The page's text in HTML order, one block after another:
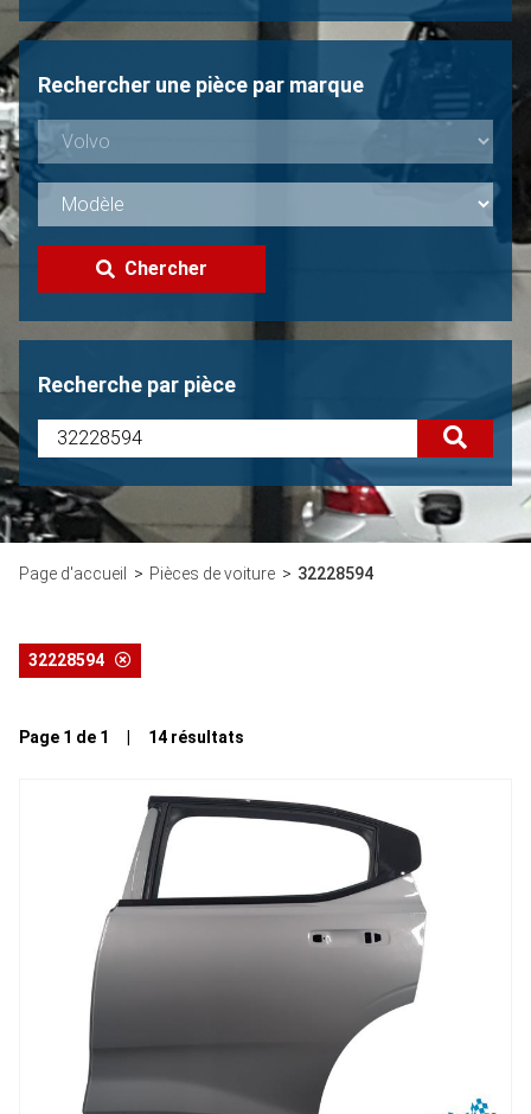
Non trouvée?
Rechercher une pièce par marque
Chercher
Recherche par pièce
Page d'accueil Pièces de voiture 32228594
32228594
Page 1 de 1 | 14 résultats